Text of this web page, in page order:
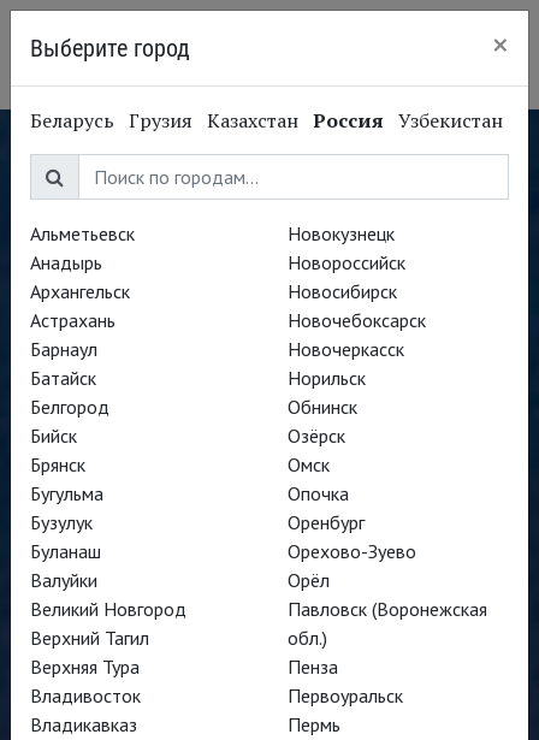
Выберите город ×
Беларусь Грузия Казахстан Россия Узбекистан
Альметьевск
Анадырь
Архангельск
Астрахань
Барнаул
Батайск
Белгород
Бийск
Брянск
Бугульма
Бузулук
Буланаш
Валуйки
Великий Новгород
Верхний Тагил
Верхняя Тура
Владивосток
Владикавказ
Новокузнецк
Новороссийск
Новосибирск
Новочебоксарск
Новочеркасск
Норильск
Обнинск
Озёрск
Омск
Опочка
Оренбург
Орехово-Зуево
Орёл
Павловск (Воронежская
обл.)
Пенза
Первоуральск
Пермь